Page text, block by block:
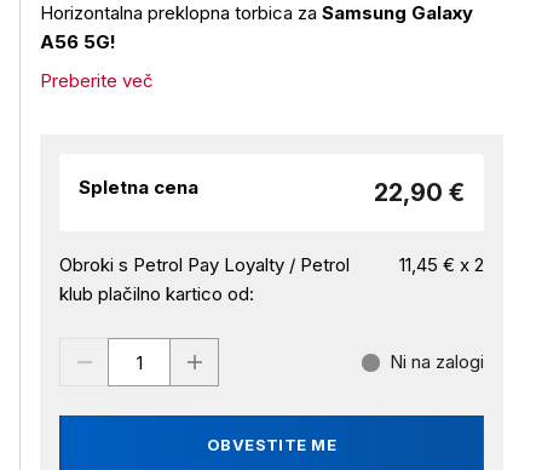
Horizontalna preklopna torbica za Samsung Galaxy
A56 5G!
Preberite več
Spletna cena 22,90 €
Obroki s Petrol Pay Loyalty / Petrol
klub plačilno kartico od:
11,45 € x 2
OBVESTITE ME
Ni na zalogi